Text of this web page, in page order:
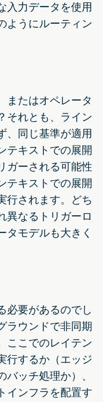
入力データを使用
ようにルーティン
またはオペレータ
それとも、ライン
、同じ基準が適用
テキストでの展開
ガーされる可能性
テキストでの展開
行されます。どち
異なるトリガーロ
タモデルも大きく
必要があるのでし
ラウンドで非同期
ここでのレイテン
行するか（エッジ
ッチ処理か）、
インフラを配置す